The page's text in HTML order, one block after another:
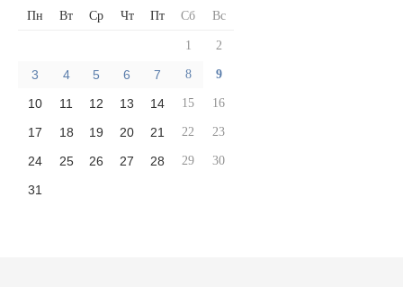
Пн Вт Ср Чт Пт Сб Вс
1 2
3 4 5 6 7 8 9
10 11 12 13 14 15 16
17 18 19 20 21 22 23
24 25 26 27 28 29 30
31